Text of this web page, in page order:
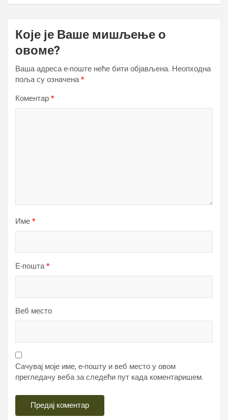
Које је Ваше мишљење о
овоме?
Ваша адреса е-поште неће бити објављена. Неопходна
поља су означена*
Коментар *
Име *
Е-пошта*
Веб место
Сачувај моје име, е-пошту и веб место у овом
прегледачу веба за следећи пут када коментаришем.